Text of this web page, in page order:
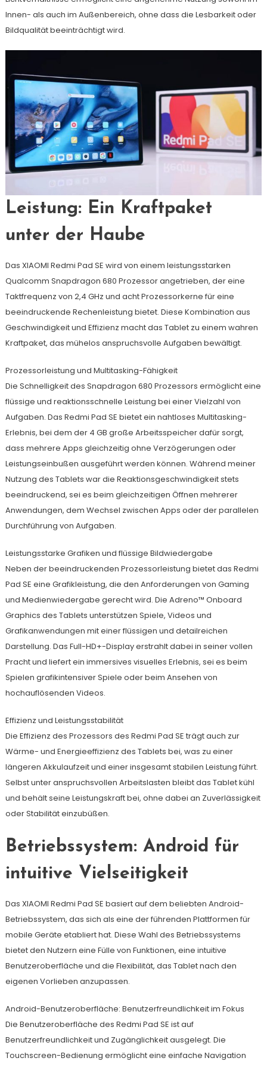
Innen- als auch im Außenbereich, ohne dass die Lesbarkeit oder
Bildqualität beeinträchtigt wird.
Leistung: Ein Kraftpaket
unter der Haube
Das XIAOMI Redmi Pad SE wird von einem leistungsstarken
Qualcomm Snapdragon 680 Prozessor angetrieben, der eine
Taktfrequenz von 2,4 GHz und acht Prozessorkerne für eine
beeindruckende Rechenleistung bietet. Diese Kombination aus
Geschwindigkeit und Effizienz macht das Tablet zu einem wahren
Kraftpaket, das mühelos anspruchsvolle Aufgaben bewältigt.
Prozessorleistung und Multitasking-Fähigkeit
Die Schnelligkeit des Snapdragon 680 Prozessors ermöglicht eine
flüssige und reaktionsschnelle Leistung bei einer Vielzahl von
Aufgaben. Das Redmi Pad SE bietet ein nahtloses Multitasking-
Erlebnis, bei dem der 4 GB große Arbeitsspeicher dafür sorgt,
dass mehrere Apps gleichzeitig ohne Verzögerungen oder
Leistungseinbußen ausgeführt werden können. Während meiner
Nutzung des Tablets war die Reaktionsgeschwindigkeit stets
beeindruckend, sei es beim gleichzeitigen Öffnen mehrerer
Anwendungen, dem Wechsel zwischen Apps oder der parallelen
Durchführung von Aufgaben.
Leistungsstarke Grafiken und flüssige Bildwiedergabe
Neben der beeindruckenden Prozessorleistung bietet das Redmi
Pad SE eine Grafikleistung, die den Anforderungen von Gaming
und Medienwiedergabe gerecht wird. Die Adreno™ Onboard
Graphics des Tablets unterstützen Spiele, Videos und
Grafikanwendungen mit einer flüssigen und detailreichen
Darstellung. Das Full-HD+-Display erstrahlt dabei in seiner vollen
Pracht und liefert ein immersives visuelles Erlebnis, sei es beim
Spielen grafikintensiver Spiele oder beim Ansehen von
hochauflösenden Videos.
Effizienz und Leistungsstabilität
Die Effizienz des Prozessors des Redmi Pad SE trägt auch zur
Wärme- und Energieeffizienz des Tablets bei, was zu einer
längeren Akkulaufzeit und einer insgesamt stabilen Leistung führt.
Selbst unter anspruchsvollen Arbeitslasten bleibt das Tablet kühl
und behält seine Leistungskraft bei, ohne dabei an Zuverlässigkeit
oder Stabilität einzubüßen.
Betriebssystem: Android für
intuitive Vielseitigkeit
Das XIAOMI Redmi Pad SE basiert auf dem beliebten Android-
Betriebssystem, das sich als eine der führenden Plattformen für
mobile Geräte etabliert hat. Diese Wahl des Betriebssystems
bietet den Nutzern eine Fülle von Funktionen, eine intuitive
Benutzeroberfläche und die Flexibilität, das Tablet nach den
eigenen Vorlieben anzupassen.
Android-Benutzeroberfläche: Benutzerfreundlichkeit im Fokus
Die Benutzeroberfläche des Redmi Pad SE ist auf
Benutzerfreundlichkeit und Zugänglichkeit ausgelegt. Die
Touchscreen-Bedienung ermöglicht eine einfache Navigation